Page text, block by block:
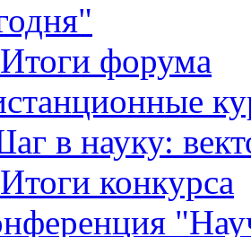
Итоги форума
в науку:
Итоги конкурса